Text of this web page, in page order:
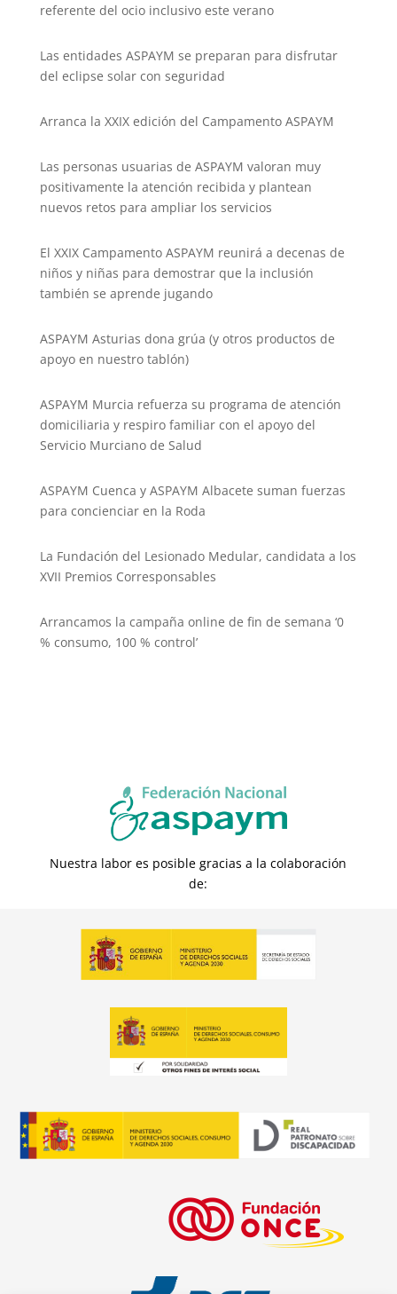
referente del ocio inclusivo este verano
Las entidades ASPAYM se preparan para disfrutar
del eclipse solar con seguridad
Arranca la XXIX edición del Campamento ASPAYM
Las personas usuarias de ASPAYM valoran muy
positivamente la atención recibida y plantean
nuevos retos para ampliar los servicios
El XXIX Campamento ASPAYM reunirá a decenas de
niños y niñas para demostrar que la inclusión
también se aprende jugando
ASPAYM Asturias dona grúa (y otros productos de
apoyo en nuestro tablón)
ASPAYM Murcia refuerza su programa de atención
domiciliaria y respiro familiar con el apoyo del
Servicio Murciano de Salud
ASPAYM Cuenca y ASPAYM Albacete suman fuerzas
para concienciar en la Roda
La Fundación del Lesionado Medular, candidata a los
XVII Premios Corresponsables
Arrancamos la campaña online de fin de semana ‘0
% consumo, 100 % control’
Nuestra labor es posible gracias a la colaboración
de: